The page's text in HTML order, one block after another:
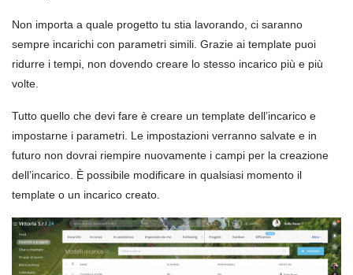
Non importa a quale progetto tu stia lavorando, ci saranno
sempre incarichi con parametri simili. Grazie ai template puoi
ridurre i tempi, non dovendo creare lo stesso incarico più e più
volte.
Tutto quello che devi fare è creare un template dell’incarico e
impostarne i parametri. Le impostazioni verranno salvate e in
futuro non dovrai riempire nuovamente i campi per la creazione
dell’incarico. È possibile modificare in qualsiasi momento il
template o un incarico creato.